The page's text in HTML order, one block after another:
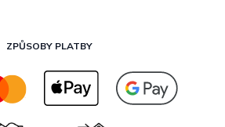
ZPŮSOBY PLATBY